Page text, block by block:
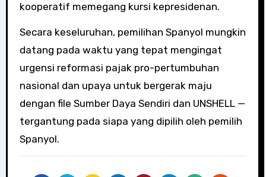
kooperatif memegang kursi kepresidenan.
Secara keseluruhan, pemilihan Spanyol mungkin
datang pada waktu yang tepat mengingat
urgensi reformasi pajak pro-pertumbuhan
nasional dan upaya untuk bergerak maju
dengan file Sumber Daya Sendiri dan UNSHELL —
tergantung pada siapa yang dipilih oleh pemilih
Spanyol.